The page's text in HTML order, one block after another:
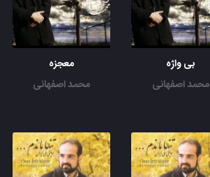
بی واژه
محمد اصفهانی
معجزه
محمد اصفهانی